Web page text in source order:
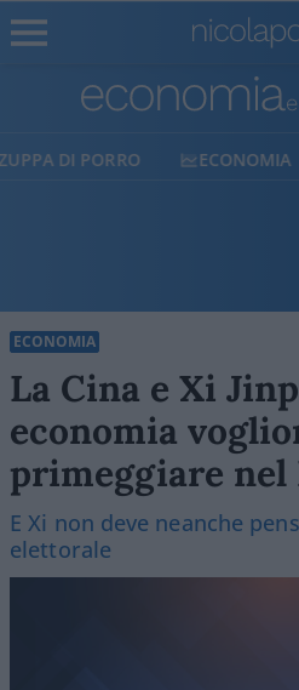
ECONOMIA LIBERILIBRI
ECONOMIA
La Cina e Xi
economia
primeggiare nel
E Xi non deve neanche
elettorale